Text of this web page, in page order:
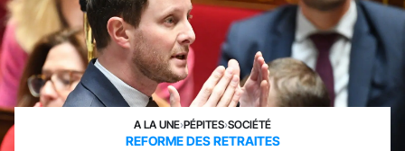
A LA UNE›PÉPITES›SOCIÉTÉ
REFORME DES RETRAITES